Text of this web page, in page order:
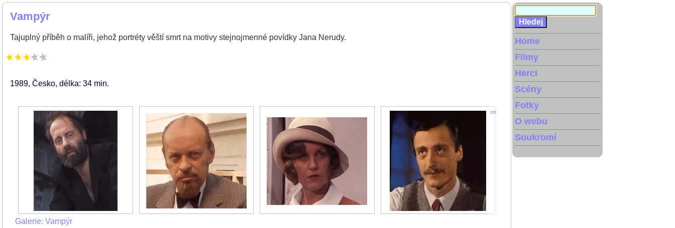
Vampýr
Tajuplný příběh o malíři, jehož portréty věští smrt na motivy stejnojmenné povídky Jana Nerudy.
1989 Česko délka: 34 min
Galerie: Vampýr
Home
Filmy
Herci
Scény
Fotky
O webu
Soukromí